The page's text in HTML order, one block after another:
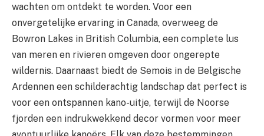
wachten om ontdekt te worden. Voor een
onvergetelijke ervaring in Canada, overweeg de
Bowron Lakes in British Columbia, een complete lus
van meren en rivieren omgeven door ongerepte
wildernis. Daarnaast biedt de Semois in de Belgische
Ardennen een schilderachtig landschap dat perfect is
voor een ontspannen kano-uitje, terwijl de Noorse
fjorden een indrukwekkend decor vormen voor meer